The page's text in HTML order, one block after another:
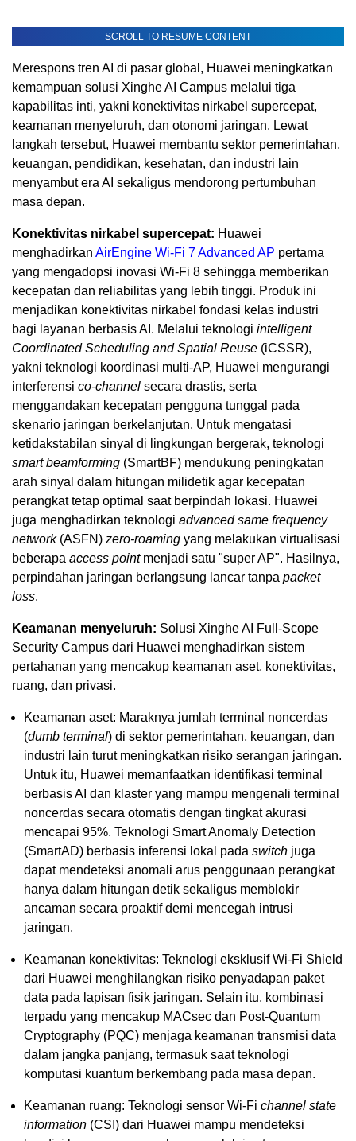
SCROLL TO RESUME CONTENT
Merespons tren AI di pasar global, Huawei meningkatkan
kemampuan solusi Xinghe AI Campus melalui tiga
kapabilitas inti, yakni konektivitas nirkabel supercepat,
keamanan menyeluruh, dan otonomi jaringan. Lewat
langkah tersebut, Huawei membantu sektor pemerintahan,
keuangan, pendidikan, kesehatan, dan industri lain
menyambut era AI sekaligus mendorong pertumbuhan
masa depan.
Konektivitas nirkabel supercepat: Huawei
menghadirkan AirEngine Wi-Fi 7 Advanced AP pertama
yang mengadopsi inovasi Wi-Fi 8 sehingga memberikan
kecepatan dan reliabilitas yang lebih tinggi. Produk ini
menjadikan konektivitas nirkabel fondasi kelas industri
bagi layanan berbasis AI. Melalui teknologi intelligent
Coordinated Scheduling and Spatial Reuse (iCSSR),
yakni teknologi koordinasi multi-AP, Huawei mengurangi
interferensi co-channel secara drastis, serta
menggandakan kecepatan pengguna tunggal pada
skenario jaringan berkelanjutan. Untuk mengatasi
ketidakstabilan sinyal di lingkungan bergerak, teknologi
smart beamforming (SmartBF) mendukung peningkatan
arah sinyal dalam hitungan milidetik agar kecepatan
perangkat tetap optimal saat berpindah lokasi. Huawei
juga menghadirkan teknologi advanced same frequency
network(ASFN) zero-roaming yang melakukan virtualisasi
beberapa access pointmenjadi satu "super AP". Hasilnya,
perpindahan jaringan berlangsung lancar tanpa packet
loss.
Keamanan menyeluruh: Solusi Xinghe AI Full-Scope
Security Campus dari Huawei menghadirkan sistem
pertahanan yang mencakup keamanan aset, konektivitas,
ruang, dan privasi.
Keamanan aset: Maraknya jumlah terminal noncerdas
(dumb terminal) di sektor pemerintahan, keuangan, dan
industri lain turut meningkatkan risiko serangan jaringan.
Untuk itu, Huawei memanfaatkan identifikasi terminal
berbasis AI dan klaster yang mampu mengenali terminal
noncerdas secara otomatis dengan tingkat akurasi
mencapai 95%. Teknologi Smart Anomaly Detection
(SmartAD) berbasis inferensi lokal pada switch juga
dapat mendeteksi anomali arus penggunaan perangkat
hanya dalam hitungan detik sekaligus memblokir
ancaman secara proaktif demi mencegah intrusi
jaringan.
Keamanan konektivitas: Teknologi eksklusif Wi-Fi Shield
dari Huawei menghilangkan risiko penyadapan paket
data pada lapisan fisik jaringan. Selain itu, kombinasi
terpadu yang mencakup MACsec dan Post-Quantum
Cryptography (PQC) menjaga keamanan transmisi data
dalam jangka panjang, termasuk saat teknologi
komputasi kuantum berkembang pada masa depan.
Keamanan ruang: Teknologi sensor Wi-Fi channel state
information (CSI) dari Huawei mampu mendeteksi